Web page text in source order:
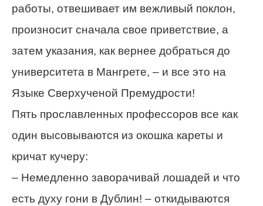
работы, отвешивает им вежливый поклон,
произносит сначала свое приветствие, а
затем указания, как вернее добраться до
университета в Мангрете, – и все это на
Языке Сверхученой Премудрости!
Пять прославленных профессоров все как
один высовываются из окошка кареты и
кричат кучеру:
– Немедленно заворачивай лошадей и что
есть духу гони в Дублин! – откидываются